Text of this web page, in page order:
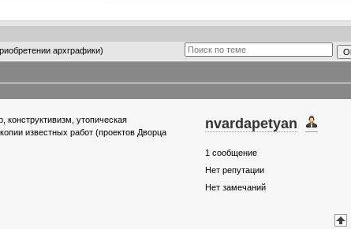
архграфики)
конструктивизм, утопическая
известных работ (проектов Дворца
nvardapetyan
1 сообщение
Нет репутации
Нет замечаний